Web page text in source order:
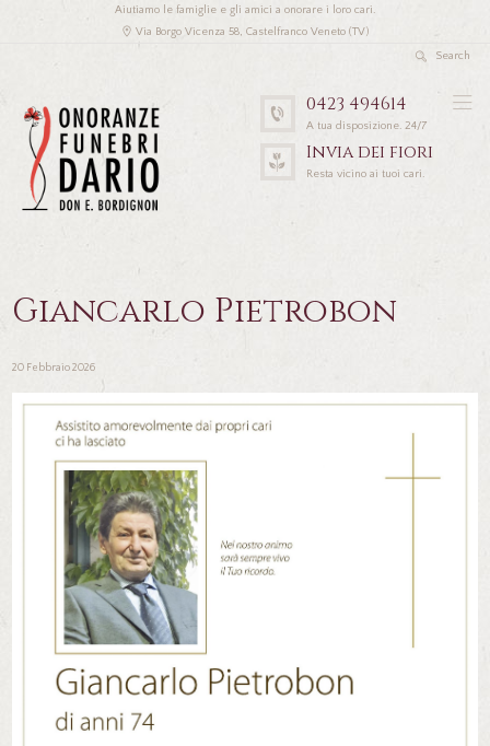
Aiutiamo le famiglie e gli amici a onorare i loro cari.
Via Borgo Vicenza 58, Castelfranco Veneto (TV)
0423 494614
A tua disposizione. 24/7
Invia dei fiori
Resta vicino ai tuoi cari.
Giancarlo Pietrobon
20 Febbraio 2026